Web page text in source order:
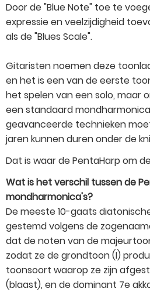
Door de "Blue Note" toe te
expressie en veelzijdigheid
als de "Blues Scale".
Gitaristen noemen deze
en het is een van de eerste
het spelen van een solo, maar
een standaard
geavanceerde technieken
jaren kunnen duren onder de
Dat is waar de PentaHarp om
Wat is het verschil tussen de
mondharmonica's?
De meeste 10-gaats
gestemd volgens de
dat de noten van de
zodat ze de grondtoon (I)
toonsoort waarop ze zijn
(blaast), en de dominant 7e